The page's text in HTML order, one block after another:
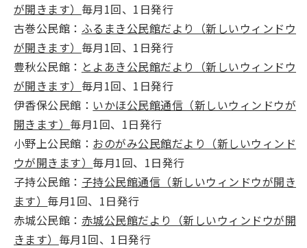
が開きます） 毎月1回、1日発行
古巻公民館： ふるまき公民館だより（新しいウィンドウ
が開きます） 毎月1回、1日発行
豊秋公民館： とよあき公民館だより（新しいウィンドウ
が開きます） 毎月1回、1日発行
伊香保公民館： いかほ公民館通信（新しいウィンドウが
開きます） 毎月1回、1日発行
小野上公民館： おのがみ公民館だより（新しいウィンド
ウが開きます） 毎月1回、1日発行
子持公民館： 子持公民館通信（新しいウィンドウが開き
ます） 毎月1回、1日発行
赤城公民館： 赤城公民館だより（新しいウィンドウが開
きます） 毎月1回、1日発行